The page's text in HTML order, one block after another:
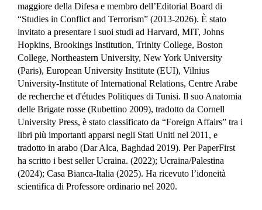
maggiore della Difesa e membro dell’Editorial Board di
“Studies in Conflict and Terrorism” (2013-2026). È stato
invitato a presentare i suoi studi ad Harvard, MIT, Johns
Hopkins, Brookings Institution, Trinity College, Boston
College, Northeastern University, New York University
(Paris), European University Institute (EUI), Vilnius
University-Institute of International Relations, Centre Arabe
de recherche et d'études Politiques di Tunisi. Il suo Anatomia
delle Brigate rosse (Rubettino 2009), tradotto da Cornell
University Press, è stato classificato da “Foreign Affairs” tra i
libri più importanti apparsi negli Stati Uniti nel 2011, e
tradotto in arabo (Dar Alca, Baghdad 2019). Per PaperFirst
ha scritto i best seller Ucraina. (2022); Ucraina/Palestina
(2024); Casa Bianca-Italia (2025). Ha ricevuto l’idoneità
scientifica di Professore ordinario nel 2020.